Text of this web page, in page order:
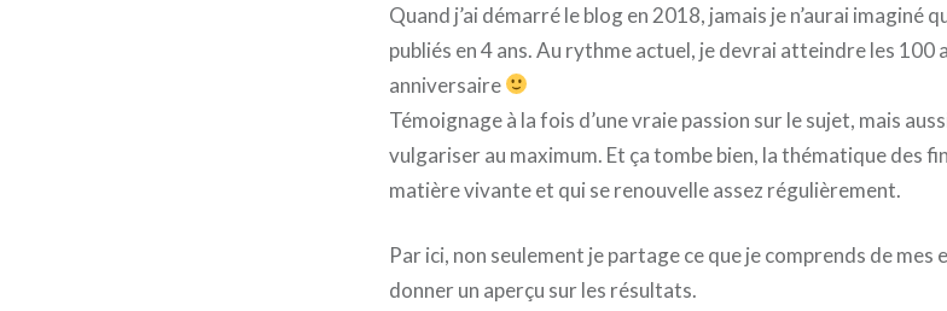
Quand j’ai démarré le blog en 2018, jamais je n’aurai imaginé
publiés en 4 ans. Au rythme actuel, je devrai atteindre les 100
anniversaire
Témoignage à la fois d’une vraie passion sur le sujet, mais
vulgariser au maximum. Et ça tombe bien, la thématique des
matière vivante et qui se renouvelle assez régulièrement.
Par ici, non seulement je partage ce que je comprends de
donner un aperçu sur les résultats.